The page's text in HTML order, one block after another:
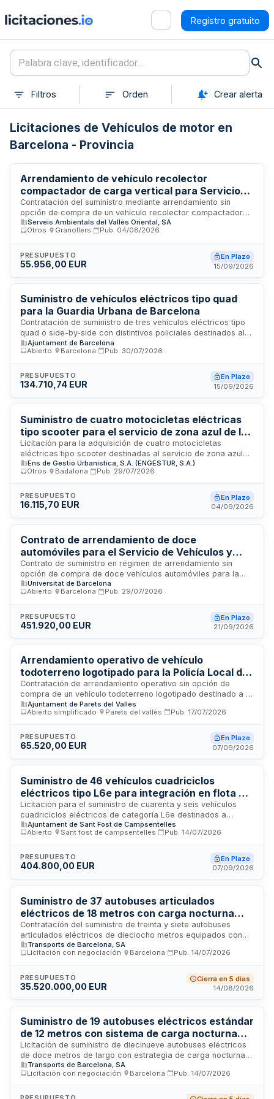
Registro gratuito
Filtros Orden Crear alerta
Licitaciones de Vehículos de motor en
Barcelona - Provincia
Arrendamiento de vehículo recolector
compactador de carga vertical para Servicios
Ambientales del Vallès Oriental
Contratación del suministro mediante arrendamiento sin
opción de compra de un vehículo recolector compactador
de carga vertical con equipo monooperador de carga
bilateral para Servicios Ambientales del Vallès Oriental, SA. El
de quince días naturales desde la firma, formación teórica y
práctica del personal de operación durante cinco días
fabricante para el mantenimiento y asesoramiento.
Serveis Ambientals del Vallès Oriental, SA
Otros
Granollers Pub. 04/08/2026
PRESUPUESTO
55.956,00 EUR
En Plazo
15/09/2026
Suministro de vehículos eléctricos tipo quad
para la Guardia Urbana de Barcelona
Contratación de suministro de tres vehículos eléctricos tipo
quad o side-by-side con distintivos policiales destinados al
Grupo de Playas de la Guardia Urbana de Barcelona. El
contrato se tramita mediante procedimiento abierto e
relativas a subcontratación, pagos a empresas
subcontratadas y cumplimiento de normas sociolaborales. La
de Prescripciones Técnicas anexo.
Ajuntament de Barcelona
Abierto
Barcelona Pub. 30/07/2026
PRESUPUESTO
134.710,74 EUR
En Plazo
15/09/2026
Suministro de cuatro motocicletas eléctricas
tipo scooter para el servicio de zona azul de la
Empresa de Gestión Urbanística
Licitación para la adquisición de cuatro motocicletas
eléctricas tipo scooter destinadas al servicio de zona azul
de la Empresa de Gestión Urbanística. El suministro incluye
transporte, matriculación, puesta en servicio, garantía,
El contrato cubre todas las prestaciones accesorias
necesarias para la operatividad completa de los vehículos
Ens de Gestió Urbanística, S.A. (ENGESTUR, S.A.)
Otros
Badalona Pub. 29/07/2026
PRESUPUESTO
16.115,70 EUR
En Plazo
04/09/2026
Contrato de arrendamiento de doce
automóviles para el Servicio de Vehículos y
Rectorado de la Universidad de Barcelona
Contrato de suministro en régimen de arrendamiento sin
opción de compra de doce vehículos automóviles para la
Universidad de Barcelona. Los vehículos se clasifican en tres
lotes independientes: un turismo de representación, siete
la gestión integral del renting, matriculación, entrega, seguro
a todo riesgo, mantenimiento correctivo y preventivo,
tasas obligatorias.
Universitat de Barcelona
Abierto
Barcelona Pub. 29/07/2026
PRESUPUESTO
451.920,00 EUR
En Plazo
21/09/2026
Arrendamiento operativo de vehículo
todoterreno logotipado para la Policía Local de
Parets del Vallès
Contratación de arrendamiento operativo sin opción de
compra de un vehículo todoterreno logotipado destinado a la
Policía Local de Parets del Vallès. El suministro incluye
características técnicas específicas, equipamiento policial,
carretera, gestión de kilometraje y servicios de sustitución
de neumáticos y vehículo de reemplazo. La contratación se
todas las prestaciones necesarias para la operatividad del
vehículo policial durante la vigencia del contrato.
Ajuntament de Parets del Vallès
Abierto simplificado
Parets del vallès Pub. 17/07/2026
PRESUPUESTO
65.520,00 EUR
En Plazo
07/09/2026
Suministro de 46 vehículos cuadriciclos
eléctricos tipo L6e para integración en flota de
servicio de car sharing municipal
Licitación para el suministro de cuarenta y seis vehículos
cuadriciclos eléctricos de categoría L6e destinados a
formar parte de una flota municipal de servicio de car
sharing. El contrato incluye la entrega de los vehículos para
compartida del municipio.
Ajuntament de Sant Fost de Campsentelles
Abierto
Sant fost de campsentelles Pub. 14/07/2026
PRESUPUESTO
404.800,00 EUR
En Plazo
07/09/2026
Suministro de 37 autobuses articulados
eléctricos de 18 metros con carga nocturna
para Transports de Barcelona
Contratación del suministro de treinta y siete autobuses
articulados eléctricos de dieciocho metros equipados con
estrategia de carga nocturna. Transports de Barcelona,
empresa pública gestora del transporte urbano en la ciudad
publicidad la adquisición de estos vehículos de transporte
sostenible. El contrato incluye servicios de fabricación,
coordinación técnica permanente entre todas las fases del
proyecto hasta la recepción definitiva de los vehículos.
Transports de Barcelona, SA
Licitación con negociación
Barcelona Pub. 14/07/2026
PRESUPUESTO
35.520.000,00 EUR
Cierra en 5 días
14/08/2026
Suministro de 19 autobuses eléctricos estándar
de 12 metros con sistema de carga nocturna
para Transports de Barcelona
Licitación de suministro de diecinueve autobuses eléctricos
de doce metros de largo con estrategia de carga nocturna,
adjudicada por Transports de Barcelona mediante
procedimiento negociat amb publicitat. El contrato incluye la
vehículos, abarcando aspectos técnicos complejos
Transports de Barcelona, SA
Licitación con negociación
Barcelona Pub. 14/07/2026